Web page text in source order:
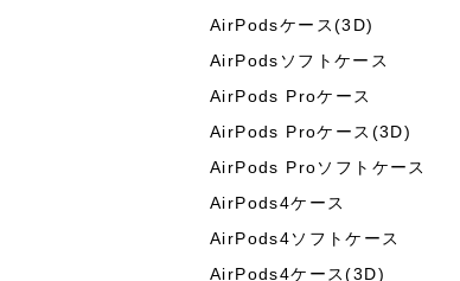
AirPodsケース(3D)
AirPodsソフトケース
AirPods Proケース
AirPods Proケース(3D)
AirPods Proソフトケース
AirPods4ケース
AirPods4ソフトケース
AirPods4ケース(3D)